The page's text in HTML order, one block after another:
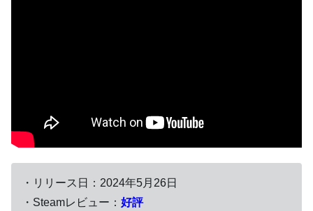
・リリース日：2024年5月26日
・Steamレビュー： 好評